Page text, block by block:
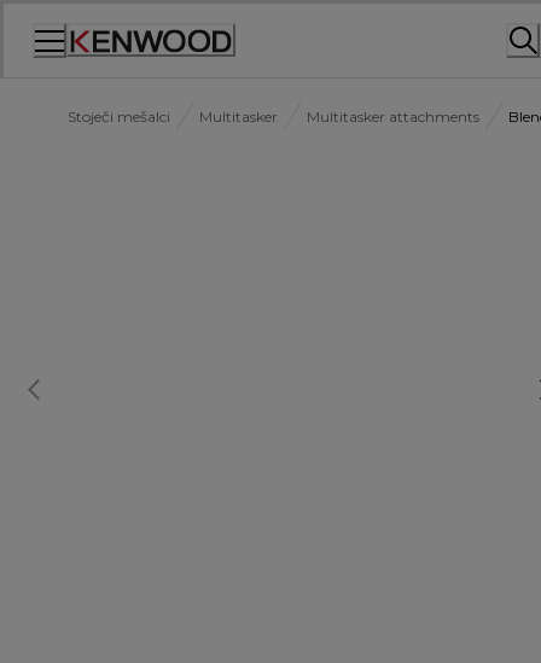
Stoječi mešalci Multitasker Multitasker attachments